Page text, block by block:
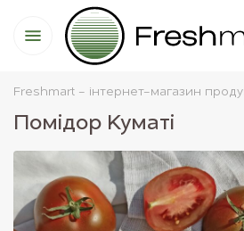
Freshmart - інтернет-магазин
Помідор Куматі